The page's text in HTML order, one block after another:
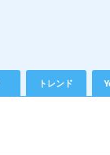
トレンド